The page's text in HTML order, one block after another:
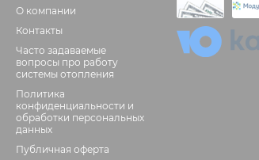
О компании
Контакты
Часто задаваемые
вопросы про работу
системы отопления
Политика
конфиденциальности и
обработки персональных
данных
Публичная оферта